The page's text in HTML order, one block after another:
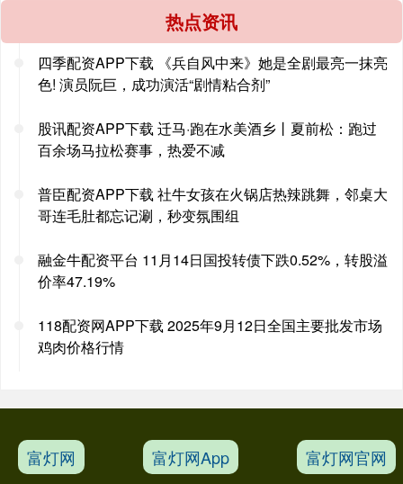
热点资讯
四季配资APP下载 《兵自风中来》她是全剧最亮一抹亮
色! 演员阮巨，成功演活“剧情粘合剂”
股讯配资APP下载 迁马·跑在水美酒乡丨夏前松：跑过
百余场马拉松赛事，热爱不减
普臣配资APP下载 社牛女孩在火锅店热辣跳舞，邻桌大
哥连毛肚都忘记涮，秒变氛围组
融金牛配资平台 11月14日国投转债下跌0.52%，转股溢
价率47.19%
118配资网APP下载 2025年9月12日全国主要批发市场
鸡肉价格行情
富灯网 富灯网App 富灯网官网